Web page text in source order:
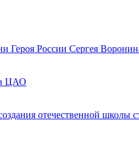
Героя России Сергея
в ЦАО
отечественной школы